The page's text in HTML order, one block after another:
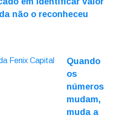
não o reconheceu
Quando
os
números
mudam,
muda a